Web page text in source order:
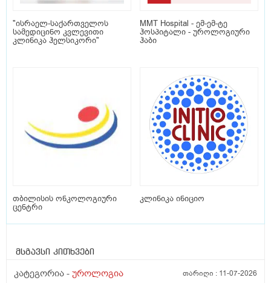
"ისრაელ-საქართველოს
სამედიცინო კვლევითი
კლინიკა ჰელსიკორი"
MMT Hospital - ემ-ემ-ტე
ჰოსპიტალი - უროლოგიური
ჰაბი
თბილისის ონკოლოგიური
ცენტრი
კლინიკა ინიციო
მსგავსი კითხვები
კატეგორია - უროლოგია თარიღი : 11-07-2026